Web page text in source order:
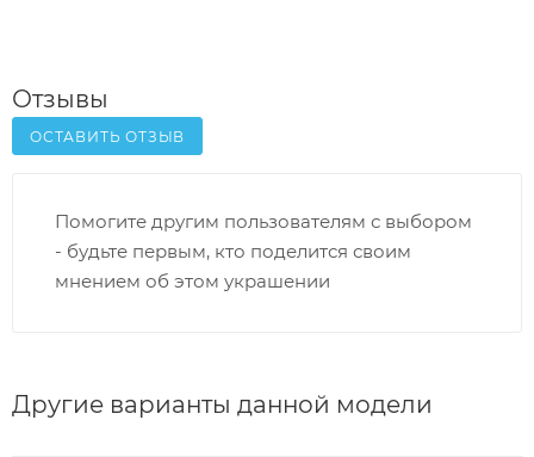
Отзывы
ОСТАВИТЬ ОТЗЫВ
Помогите другим пользователям с выбором
- будьте первым, кто поделится своим
мнением об этом украшении
Другие варианты данной модели